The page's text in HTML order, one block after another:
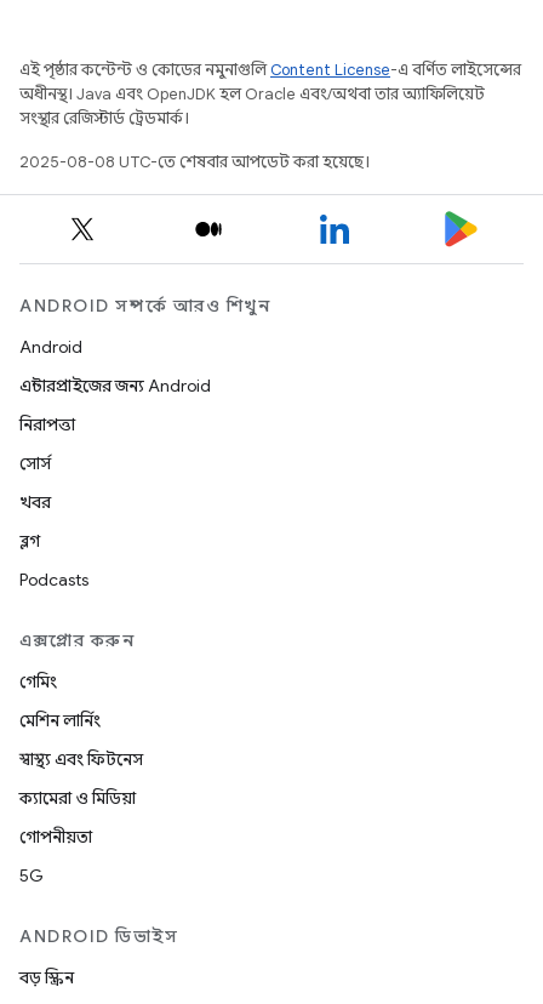
এই পৃষ্ঠার কন্টেন্ট ও কোডের নমুনাগুলিContent License-এ বর্ণিত লাইসেন্সের
অধীনস্থ। Java এবং OpenJDK হল Oracle এবং/অথবা তার অ্যাফিলিয়েট
সংস্থার রেজিস্টার্ড ট্রেডমার্ক।
2025-08-08 UTC-তে শেষবার আপডেট করা হয়েছে।
ANDROID সম্পর্কে আরও শিখুন
Android
এন্টারপ্রাইজের জন্য Android
নিরাপত্তা
সোর্স
খবর
ব্লগ
Podcasts
এক্সপ্লোর করুন
গেমিং
মেশিন লার্নিং
স্বাস্থ্য এবং ফিটনেস
ক্যামেরা ও মিডিয়া
গোপনীয়তা
5G
ANDROID ডিভাইস
বড় স্ক্রিন